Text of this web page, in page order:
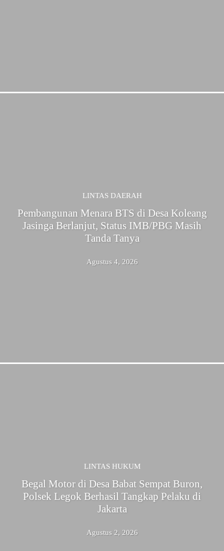
LINTAS DAERAH
Pembangunan Menara BTS di Desa Koleang
Jasinga Berlanjut, Status IMB/PBG Masih
Tanda Tanya
Agustus 4, 2026
LINTAS HUKUM
Begal Motor di Desa Babat Sempat Buron,
Polsek Legok Berhasil Tangkap Pelaku di
Jakarta
Agustus 2, 2026